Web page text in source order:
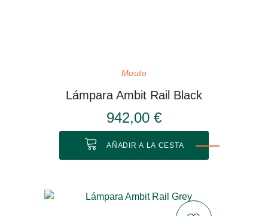
Muuto
Lámpara Ambit Rail Black
942,00 €
AÑADIR A LA CESTA